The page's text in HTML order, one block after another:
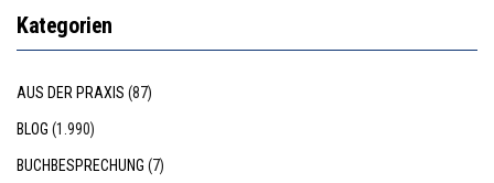
Kategorien
AUS DER PRAXIS (87)
BLOG (1.990)
BUCHBESPRECHUNG (7)